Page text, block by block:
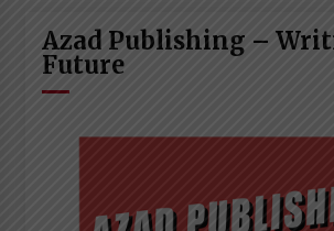
Azad Publishing –
Future